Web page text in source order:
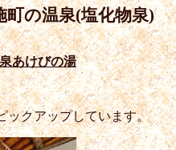
町の温泉(塩化物泉)
あけびの湯
ックアップしています。